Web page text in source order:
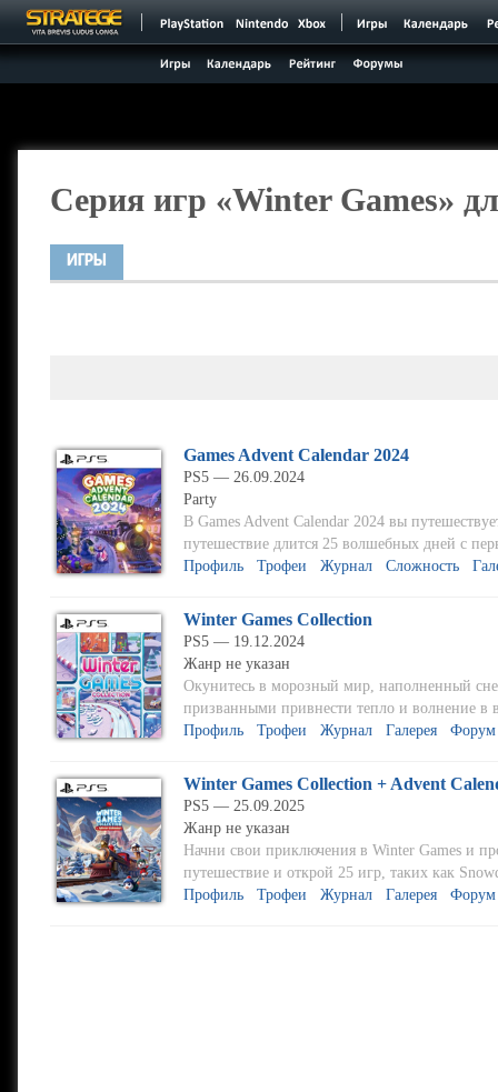
Серия игр «Winter Games»
ИГРЫ
Games Advent Calendar 2024
PS5 — 26.09.2024
Party
В Games Advent Calendar 2024 вы
путешествие длится 25 волшебных дней с
Профиль
Трофеи Журнал Сложность
Winter Games Collection
PS5 — 19.12.2024
Жанр не указан
Окунитесь в морозный мир, наполненный
призванными привнести тепло и волнение
Профиль
Трофеи Журнал Галерея Форум
Winter Games Collection + Advent
PS5 — 25.09.2025
Жанр не указан
Начни свои приключения в Winter Games и
путешествие и открой 25 игр, таких как
Профиль
Трофеи Журнал Галерея Форум